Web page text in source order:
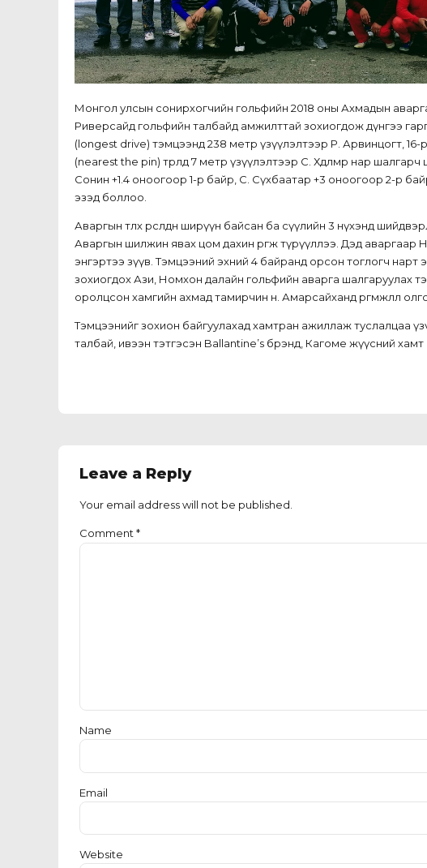
Монгол улсын сонирхогчийн гольфийн 2018 оны Ахмадын
Риверсайд гольфийн талбайд амжилттай зохиогдож дүнгээ
(longest drive) тэмцээнд 238 метр үзүүлэлтээр Р. Арвинцогт,
(nearest the pin) төрөлд 7 метр үзүүлэлтээр С. Хөдөлмөр нар
Сонин +1.4 оноогоор 1-р байр, С. Сүхбаатар +3 оноогоор 2-р
эзэд боллоо.
Аваргын төлөөх өрсөлдөөн ширүүн байсан ба сүүлийн 3 нүхэнд
Аваргын шилжин явах цом дахин өргөж түрүүллээ. Дэд аваргаар
энгэртээ зүүв. Тэмцээний эхний 4 байранд орсон тоглогч
зохиогдох Ази, Номхон далайн гольфийн аварга шалгаруулах
оролцсон хамгийн ахмад тамирчин н. Амарсайханд өргөмжлөл
Тэмцээнийг зохион байгуулахад хамтран ажиллаж туслалцаа
талбай, ивээн тэтгэсэн Ballantine’s брэнд, Кагоме жүүсний
Leave a Reply
Your email address will not be published.
Comment*
Name
Email
Website